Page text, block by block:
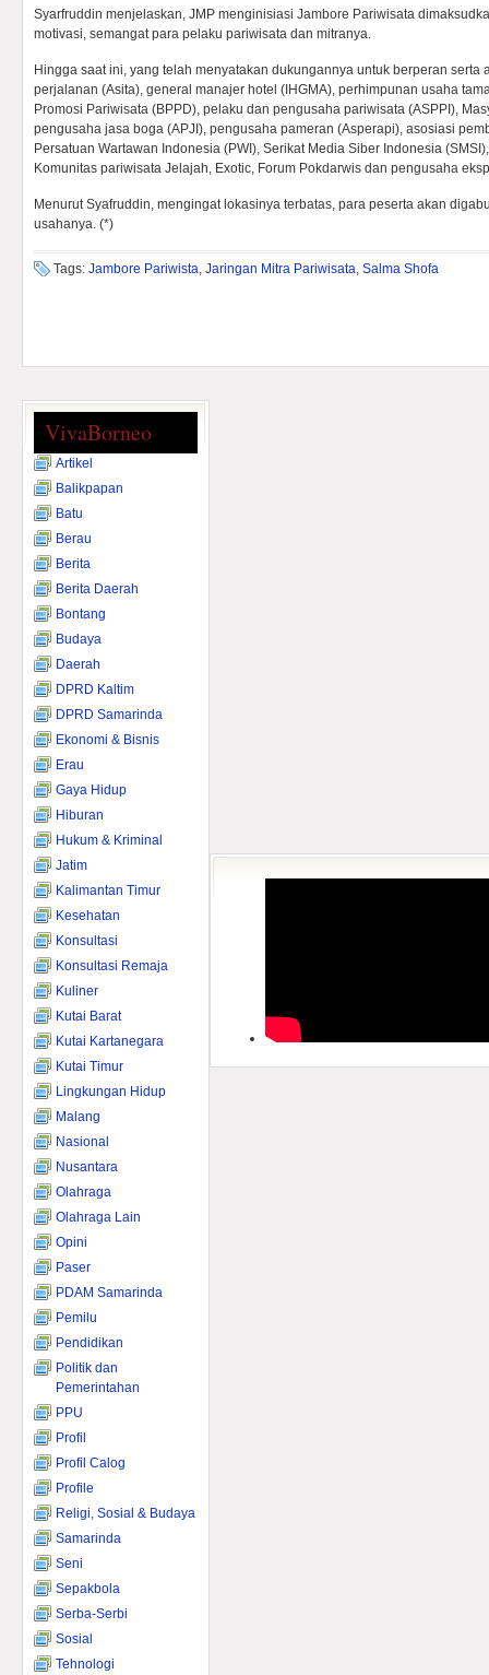
Syarfruddin menjelaskan, JMP menginisiasi Jambore Pariwisata
motivasi, semangat para pelaku pariwisata dan mitranya.
Hingga saat ini, yang telah menyatakan dukungannya untuk berperan serta
perjalanan (Asita), general manajer hotel (IHGMA), perhimpunan usaha
Promosi Pariwisata (BPPD), pelaku dan pengusaha pariwisata (ASPPI),
pengusaha jasa boga (APJI), pengusaha pameran (Asperapi), asosiasi
Persatuan Wartawan Indonesia (PWI), Serikat Media Siber Indonesia
Komunitas pariwisata Jelajah, Exotic, Forum Pokdarwis dan pengusaha
Menurut Syafruddin, mengingat lokasinya terbatas, para peserta akan
usahanya. (*)
Tags: Jambore Pariwista, Jaringan Mitra Pariwisata, Salma Shofa
VivaBorneo
Artikel
Balikpapan
Batu
Berau
Berita
Berita Daerah
Bontang
Budaya
Daerah
DPRD Kaltim
DPRD Samarinda
Ekonomi & Bisnis
Erau
Gaya Hidup
Hiburan
Hukum & Kriminal
Jatim
Kalimantan Timur
Kesehatan
Konsultasi
Konsultasi Remaja
Kuliner
Kutai Barat
Kutai Kartanegara
Kutai Timur
Lingkungan Hidup
Malang
Nasional
Nusantara
Olahraga
Olahraga Lain
Opini
Paser
PDAM Samarinda
Pemilu
Pendidikan
Politik dan
Pemerintahan
PPU
Profil
Profil Calog
Profile
Religi, Sosial & Budaya
Samarinda
Seni
Sepakbola
Serba-Serbi
Sosial
Tehnologi